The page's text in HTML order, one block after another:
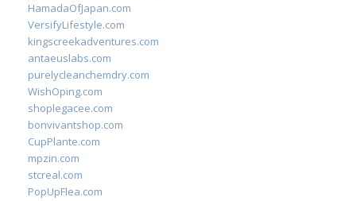
HamadaOfJapan.com
VersifyLifestyle.com
kingscreekadventures.com
antaeuslabs.com
purelycleanchemdry.com
WishOping.com
shoplegacee.com
bonvivantshop.com
CupPlante.com
mpzin.com
stcreal.com
PopUpFlea.com